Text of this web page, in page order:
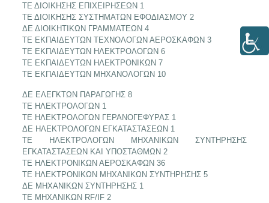
ΤΕ ΔΙΟΙΚΗΣΗΣ ΕΠΙΧΕΙΡΗΣΕΩΝ 1
ΤΕ ΔΙΟΙΚΗΣΗΣ ΣΥΣΤΗΜΑΤΩΝ ΕΦΟΔΙΑΣΜΟΥ 2
ΔΕ ΔΙΟΙΚΗΤΙΚΩΝ ΓΡΑΜΜΑΤΕΩΝ 4
ΤΕ ΕΚΠΑΙΔΕΥΤΩΝ ΤΕΧΝΟΛΟΓΩΝ ΑΕΡΟΣΚΑΦΩΝ 3
ΤΕ ΕΚΠΑΙΔΕΥΤΩΝ ΗΛΕΚΤΡΟΛΟΓΩΝ 6
ΤΕ ΕΚΠΑΙΔΕΥΤΩΝ ΗΛΕΚΤΡΟΝΙΚΩΝ 7
ΤΕ ΕΚΠΑΙΔΕΥΤΩΝ ΜΗΧΑΝΟΛΟΓΩΝ 10
ΔΕ ΕΛΕΓΚΤΩΝ ΠΑΡΑΓΩΓΗΣ 8
ΤΕ ΗΛΕΚΤΡΟΛΟΓΩΝ 1
ΤΕ ΗΛΕΚΤΡΟΛΟΓΩΝ ΓΕΡΑΝΟΓΕΦΥΡΑΣ 1
ΔΕ ΗΛΕΚΤΡΟΛΟΓΩΝ ΕΓΚΑΤΑΣΤΑΣΕΩΝ 1
ΤΕ ΗΛΕΚΤΡΟΛΟΓΩΝ ΜΗΧΑΝΙΚΩΝ ΣΥΝΤΗΡΗΣΗΣ
ΕΓΚΑΤΑΣΤΑΣΕΩΝ ΚΑΙ ΥΠΟΣΤΑΘΜΩΝ 2
ΤΕ ΗΛΕΚΤΡΟΝΙΚΩΝ ΑΕΡΟΣΚΑΦΩΝ 36
ΤΕ ΗΛΕΚΤΡΟΝΙΚΩΝ ΜΗΧΑΝΙΚΩΝ ΣΥΝΤΗΡΗΣΗΣ 5
ΔΕ ΜΗΧΑΝΙΚΩΝ ΣΥΝΤΗΡΗΣΗΣ 1
ΤΕ ΜΗΧΑΝΙΚΩΝ RF/IF 2